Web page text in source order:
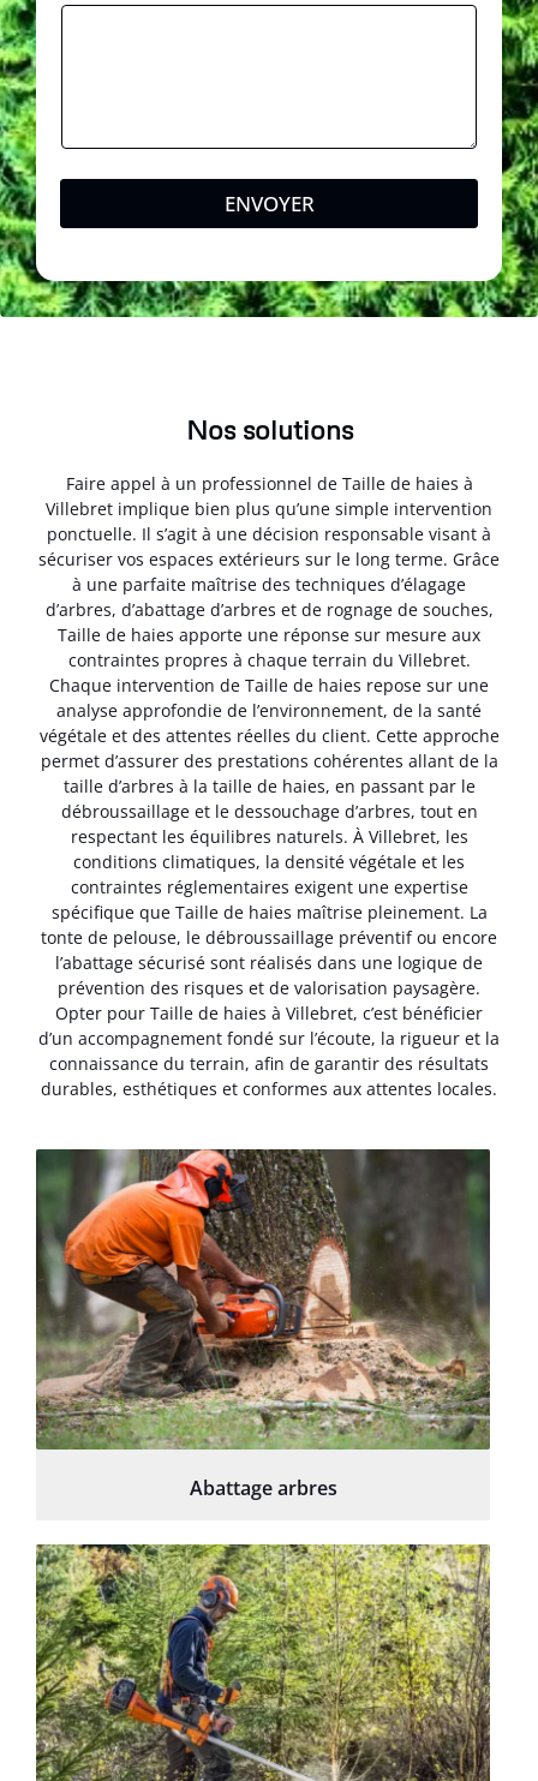
ENVOYER
Nos solutions
Faire appel à un professionnel de Taille de haies à
Villebret implique bien plus qu’une simple intervention
ponctuelle. Il s’agit à une décision responsable visant à
sécuriser vos espaces extérieurs sur le long terme. Grâce
à une parfaite maîtrise des techniques d’élagage
d’arbres, d’abattage d’arbres et de rognage de souches,
Taille de haies apporte une réponse sur mesure aux
contraintes propres à chaque terrain du Villebret.
Chaque intervention de Taille de haies repose sur une
analyse approfondie de l’environnement, de la santé
végétale et des attentes réelles du client. Cette approche
permet d’assurer des prestations cohérentes allant de la
taille d’arbres à la taille de haies, en passant par le
débroussaillage et le dessouchage d’arbres, tout en
respectant les équilibres naturels. À Villebret, les
conditions climatiques, la densité végétale et les
contraintes réglementaires exigent une expertise
spécifique que Taille de haies maîtrise pleinement. La
tonte de pelouse, le débroussaillage préventif ou encore
l’abattage sécurisé sont réalisés dans une logique de
prévention des risques et de valorisation paysagère.
Opter pour Taille de haies à Villebret, c’est bénéficier
d’un accompagnement fondé sur l’écoute, la rigueur et la
connaissance du terrain, afin de garantir des résultats
durables, esthétiques et conformes aux attentes locales.
Abattage arbres